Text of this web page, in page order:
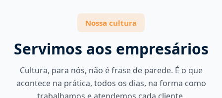
Nossa cultura
Servimos aos empresários
Cultura, para nós, não é frase de parede. É o que
acontece na prática, todos os dias, na forma como